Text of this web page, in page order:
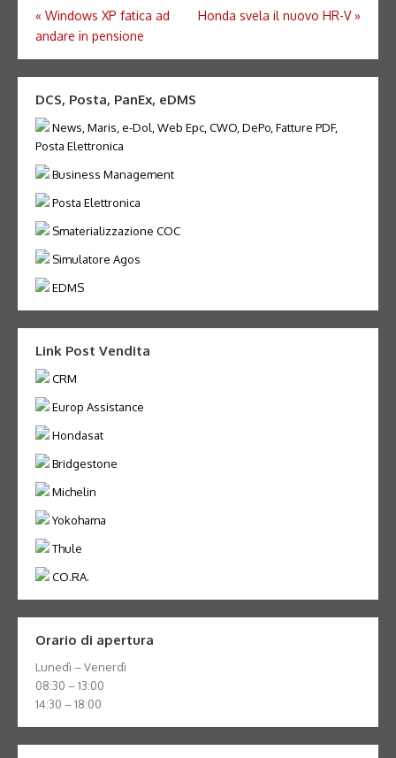
Navigazione
articoli
« Windows XP fatica ad
andare in pensione
Honda svela il nuovo HR-V»
DCS, Posta, PanEx, eDMS
News, Maris, e-Dol, Web Epc, CWO, DePo, Fatture PDF,
Posta Elettronica
Business Management
Posta Elettronica
Smaterializzazione COC
Simulatore Agos
EDMS
Link Post Vendita
CRM
Europ Assistance
Hondasat
Bridgestone
Michelin
Yokohama
Thule
CO.RA.
Orario di apertura
Lunedì – Venerdì
08:30 – 13:00
14:30 – 18:00